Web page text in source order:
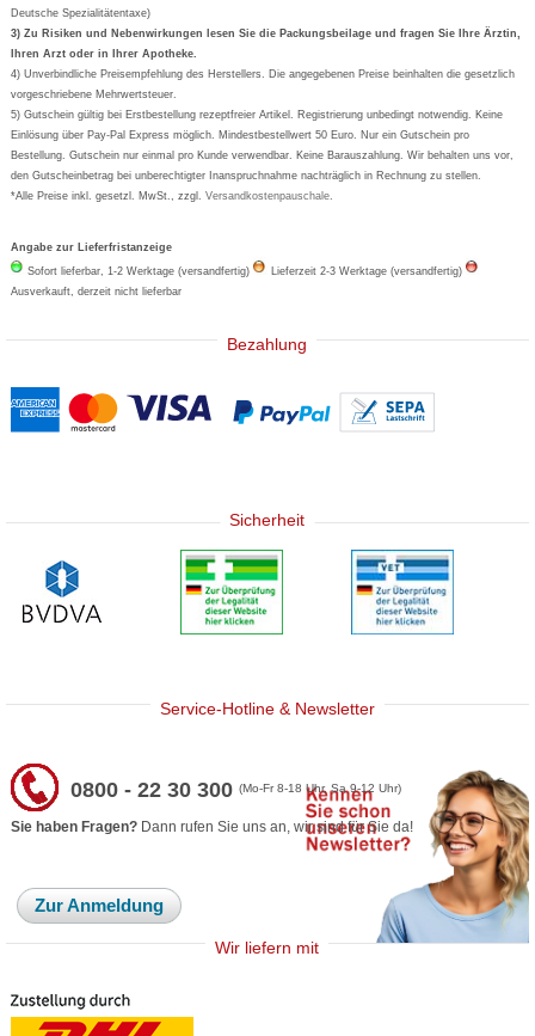
Formoline
Wick
Eucerin
Basica
Deutsche Spezialitätentaxe)
3) Zu Risiken und Nebenwirkungen lesen Sie die Packungsbeilage und fragen Sie Ihre Ärztin,
Ihren Arzt oder in Ihrer Apotheke.
4) Unverbindliche Preisempfehlung des Herstellers. Die angegebenen Preise beinhalten die gesetzlich
vorgeschriebene Mehrwertsteuer.
5) Gutschein gültig bei Erstbestellung rezeptfreier Artikel. Registrierung unbedingt notwendig. Keine
Einlösung über Pay-Pal Express möglich. Mindestbestellwert 50 Euro. Nur ein Gutschein pro
Bestellung. Gutschein nur einmal pro Kunde verwendbar. Keine Barauszahlung. Wir behalten uns vor,
den Gutscheinbetrag bei unberechtigter Inanspruchnahme nachträglich in Rechnung zu stellen.
*Alle Preise inkl. gesetzl. MwSt., zzgl.Versandkostenpauschale
Angabe zur Lieferfristanzeige
Sofort lieferbar, 1-2 Werktage (versandfertig)
Lieferzeit 2-3 Werktage (versandfertig)
Ausverkauft, derzeit nicht lieferbar
Bezahlung
Sicherheit
Service-Hotline & Newsletter
0800 - 22 30 300(Mo-Fr 8-18 Uhr, Sa 9-12 Uhr)
Sie haben Fragen? Dann rufen Sie uns an, wir sind für Sie da!
Zur Anmeldung
Wir liefern mit